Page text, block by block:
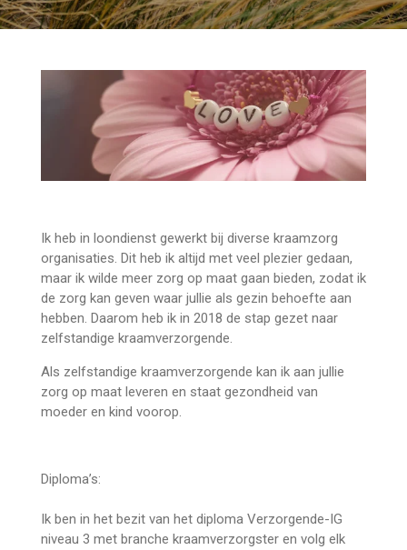
Ik heb in loondienst gewerkt bij diverse kraamzorg
organisaties. Dit heb ik altijd met veel plezier gedaan,
maar ik wilde meer zorg op maat gaan bieden, zodat ik
de zorg kan geven waar jullie als gezin behoefte aan
hebben. Daarom heb ik in 2018 de stap gezet naar
zelfstandige kraamverzorgende.
Als zelfstandige kraamverzorgende kan ik aan jullie
zorg op maat leveren en staat gezondheid van
moeder en kind voorop.
Diploma’s:
Ik ben in het bezit van het diploma Verzorgende-IG
niveau 3 met branche kraamverzorgster en volg elk